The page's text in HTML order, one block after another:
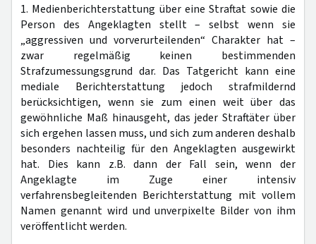
1. Medienberichterstattung über eine Straftat sowie die
Person des Angeklagten stellt – selbst wenn sie
„aggressiven und vorverurteilenden“ Charakter hat –
zwar regelmäßig keinen bestimmenden
Strafzumessungsgrund dar. Das Tatgericht kann eine
mediale Berichterstattung jedoch strafmildernd
berücksichtigen, wenn sie zum einen weit über das
gewöhnliche Maß hinausgeht, das jeder Straftäter über
sich ergehen lassen muss, und sich zum anderen deshalb
besonders nachteilig für den Angeklagten ausgewirkt
hat. Dies kann z.B. dann der Fall sein, wenn der
Angeklagte im Zuge einer intensiv
verfahrensbegleitenden Berichterstattung mit vollem
Namen genannt wird und unverpixelte Bilder von ihm
veröffentlicht werden.